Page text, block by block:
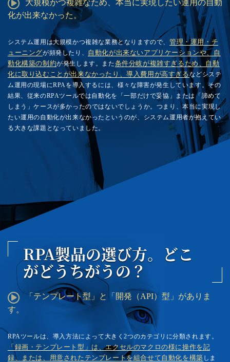
大規模かつ複雑なため、本当に実現したい運用の自動
化が出来なかった。
システム運用は大規模かつ複雑な業務となりますので、 管理・運用・チ
ューニングが頻発したり、 自動化が出来ないアプリケーションや、自
動化構築の制約が発生します。また条件分岐が複雑すぎるため、自動
化に取り込むことが出来なかったり、導入費用が高すぎるなどシステ
ム運用の現場にRPAを導入するには、様々な障害が発生しています。その
結果、従来のRPAツールでは自動化を「一部だけで妥協」または「諦めて
しまう」ケースが多かったのではないでしょうか。つまり、本当に実現し
たい運用の自動化が出来なかったというのが、システム運用者が抱えてい
る大きな課題となっていました。
RPA製品の選び方。 どこ
がどうちがうの？
「テンプレート型」と「開発（API）型」がありま
す。
RPAツールは、導入方法によって大きく2つのカテゴリに分類されます。
「録画・テンプレート型」は、エクセルのマクロの様に操作を記
録、または、用意されたテンプレートを組合せて自動化を構築 しま